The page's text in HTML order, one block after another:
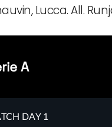
Lucca. All.